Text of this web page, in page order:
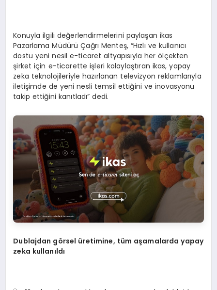
Konuyla ilgili değerlendirmelerini paylaşan ikas
Pazarlama Müdürü Çağrı Menteş, “Hızlı ve kullanıcı
dostu yeni nesil e-ticaret altyapısıyla her ölçekten
şirket için e-ticarette işleri kolaylaştıran ikas, yapay
zeka teknolojileriyle hazırlanan televizyon reklamlarıyla
iletişimde de yeni nesli temsil ettiğini ve inovasyonu
takip ettiğini kanıtladı” dedi.
Dublajdan görsel üretimine, tüm aşamalarda yapay
zeka kullanıldı